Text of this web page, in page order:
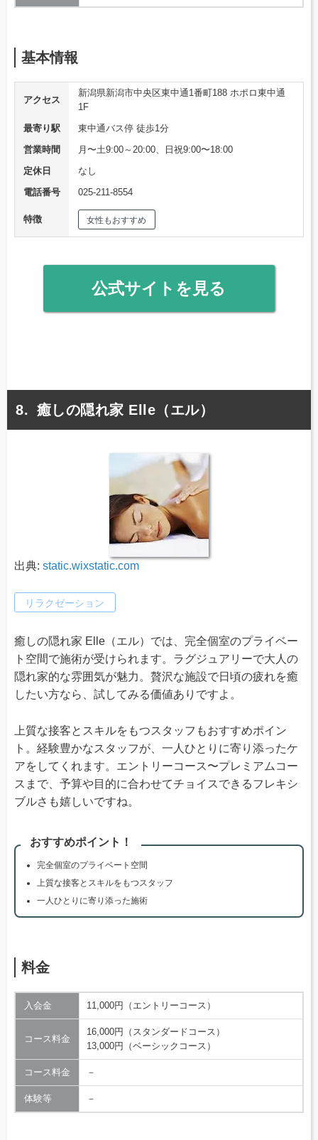
基本情報
アクセス
新潟県新潟市中央区東中通1番町188 ホポロ東中通
1F
最寄り駅
東中通バス停 徒歩1分
営業時間
月〜土9:00～20:00、日祝9:00〜18:00
定休日
なし
電話番号
025-211-8554
特徴 女性もおすすめ
公式サイトを見る
癒しの隠れ家 Elle（エル）
出典: static.wixstatic.com
リラクゼーション
癒しの隠れ家 Elle（エル）では、完全個室のプライベー
ト空間で施術が受けられます。ラグジュアリーで大人の
隠れ家的な雰囲気が魅力。贅沢な施設で日頃の疲れを癒
したい方なら、試してみる価値ありですよ。
上質な接客とスキルをもつスタッフもおすすめポイン
ト。経験豊かなスタッフが、一人ひとりに寄り添ったケ
アをしてくれます。エントリーコース〜プレミアムコー
スまで、予算や目的に合わせてチョイスできるフレキシ
ブルさも嬉しいですね。
おすすめポイント！
完全個室のプライベート空間
上質な接客とスキルをもつスタッフ
一人ひとりに寄り添った施術
料金
入会金 11,000円（エントリーコース）
コース料金
16,000円（スタンダードコース）
13,000円（ベーシックコース）
コース料金 －
体験等 －